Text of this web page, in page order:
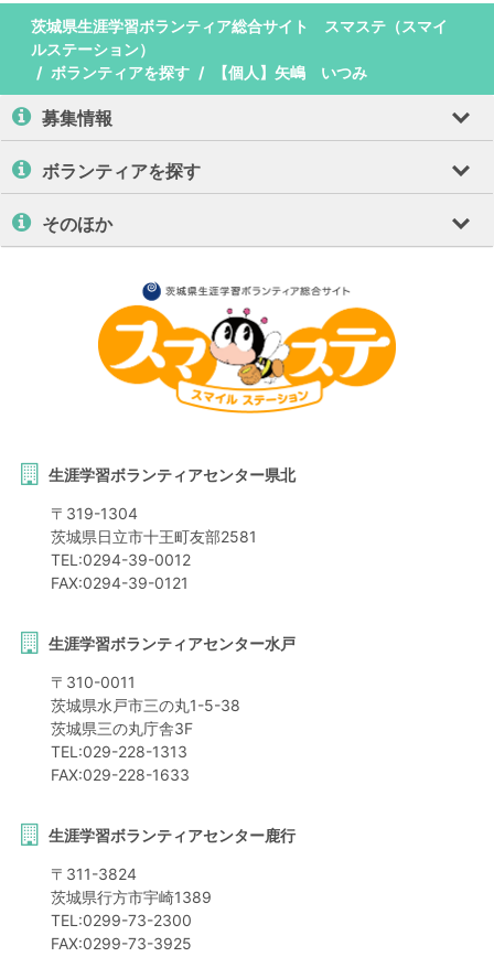
茨城県生涯学習ボランティア総合サイト スマステ（スマイ
ルステーション）
ボランティアを探す
【個人】矢嶋 いつみ
募集情報
ボランティアを探す
そのほか
生涯学習ボランティアセンター県北
〒 319-1304
茨城県日立市十王町友部2581
TEL:0294-39-0012
FAX:0294-39-0121
生涯学習ボランティアセンター水戸
〒 310-0011
茨城県水戸市三の丸1-5-38
茨城県三の丸庁舎3F
TEL:029-228-1313
FAX:029-228-1633
生涯学習ボランティアセンター鹿行
〒 311-3824
茨城県行方市宇崎1389
TEL:0299-73-2300
FAX:0299-73-3925